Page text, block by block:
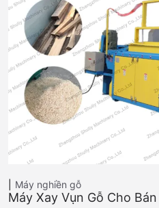
Máy nghiền gỗ
Máy Xay Vụn Gỗ Cho Bán